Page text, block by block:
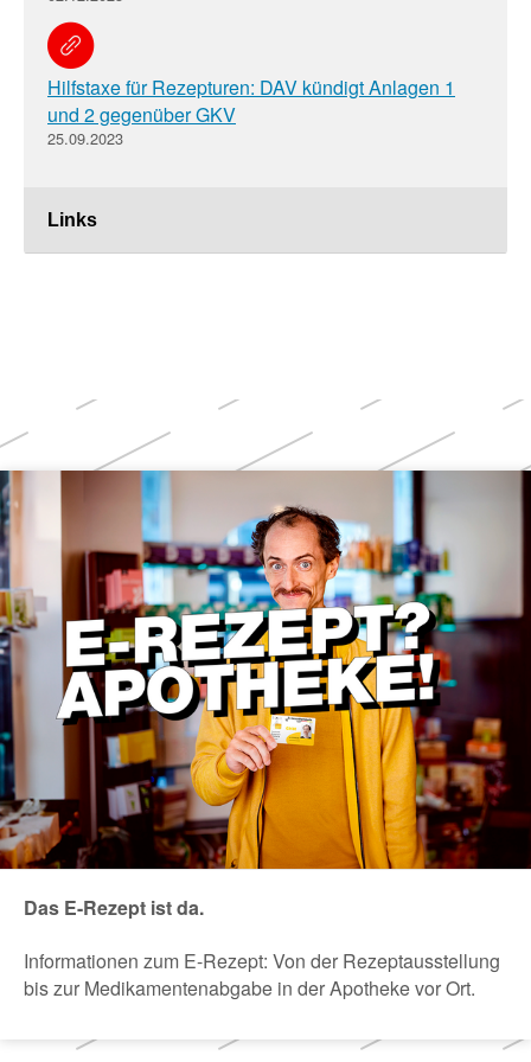
Links
Hilfstaxe für Rezepturen: DAV kündigt Anlagen 1
und 2 gegenüber GKV
25.09.2023
Weitere
Themen
Das E-Rezept ist da.
Informationen zum E-Rezept: Von der Rezeptausstellung
bis zur Medikamentenabgabe in der Apotheke vor Ort.